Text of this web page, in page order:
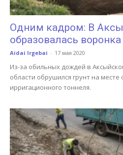
Одним кадром: В
образовалась
Aidai Irgebai - 17 мая 2020
Из-за обильных дождей в
области обрушился грунт на месте
ирригационного тоннеля.